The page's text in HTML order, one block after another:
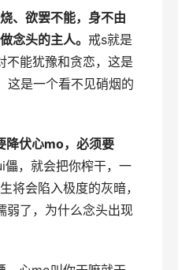
、欲罢不能，身不由
念头的主人。 戒s就是
不能犹豫和贪恋，这是
这是一个看不见硝烟的
降伏心mo，必须要
，就会把你榨干，一
将会陷入极度的灰暗，
弱了，为什么念头出现